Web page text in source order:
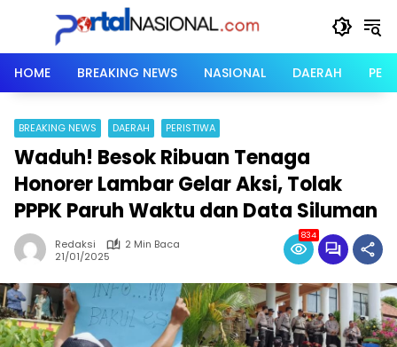
HOME
BREAKING NEWS NASIONAL DAERAH
BREAKING NEWS DAERAH PERISTIWA
Waduh! Besok Ribuan Tenaga
Honorer Lambar Gelar Aksi, Tolak
PPPK Paruh Waktu dan Data Siluman
Redaksi
2 Min Baca
21/01/2025
834